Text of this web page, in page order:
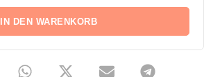
IN DEN WARENKORB